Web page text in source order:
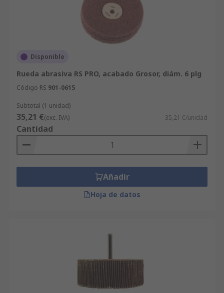
Disponible
Rueda abrasiva RS PRO, acabado Grosor, diám. 6 plg
Código RS 901-0615
Subtotal (1 unidad)
35,21 €(exc. IVA) 35,21 €/unidad
Cantidad
Añadir
Hoja de datos